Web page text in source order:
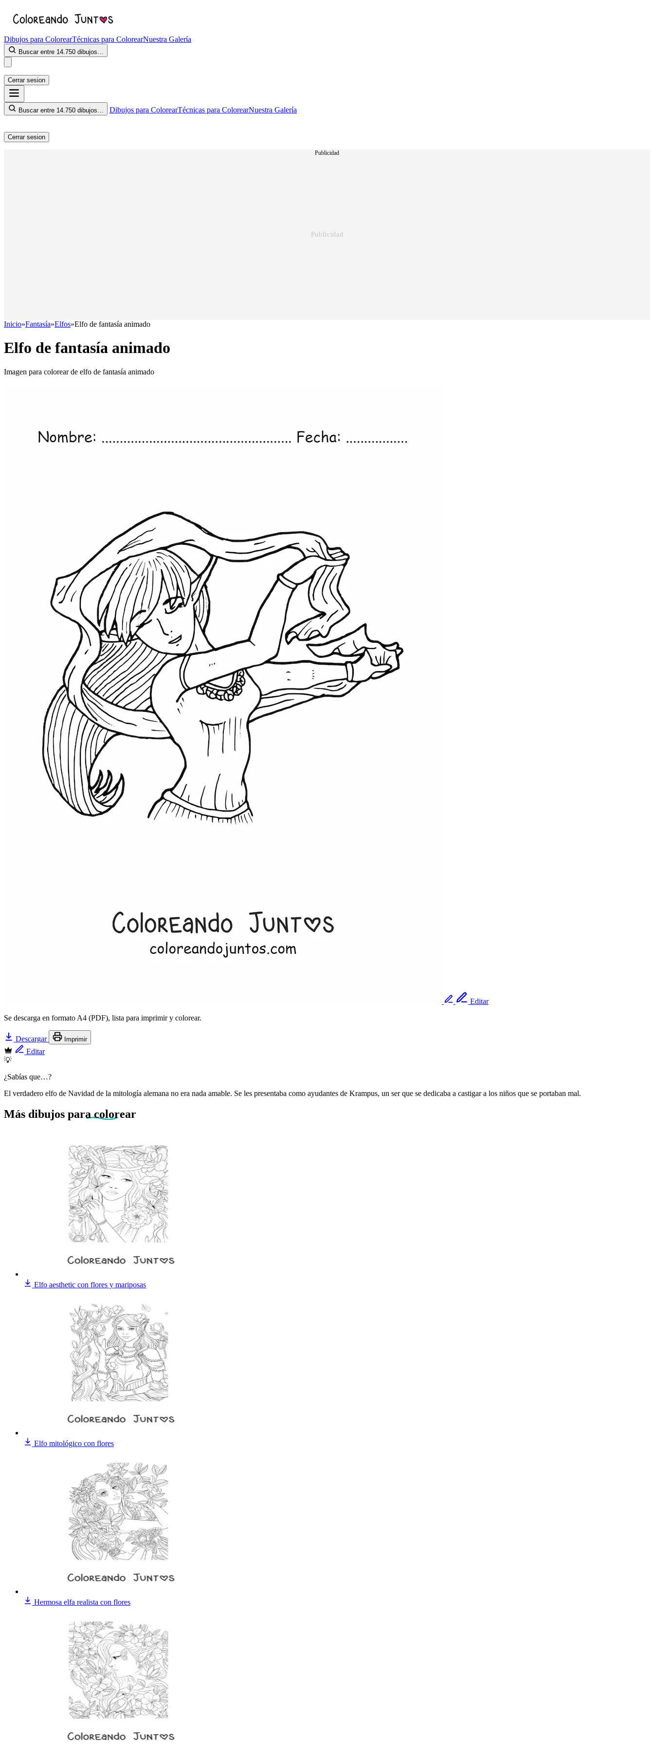
Dibujos para ColorearTécnicas para ColorearNuestra Galería
Buscar entre 14.750 dibujos…
Cerrar sesion
Buscar entre 14.750 dibujos… Dibujos para ColorearTécnicas para ColorearNuestra Galería
Cerrar sesion
Publicidad
Inicio»Fantasía»Elfos»Elfo de fantasía animado
Elfo de fantasía animado
Imagen para colorear de elfo de fantasía animado
Editar
Se descarga en formato A4 (PDF), lista para imprimir y colorear.
Descargar Imprimir
Editar
💡
¿Sabías que…?
El verdadero elfo de Navidad de la mitología alemana no era nada amable. Se les presentaba como ayudantes de Krampus, un ser que se dedicaba a castigar a los niños que se portaban mal.
Más dibujos para colorear
Elfo aesthetic con flores y mariposas
Elfo mitológico con flores
Hermosa elfa realista con flores